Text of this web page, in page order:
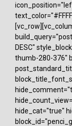
DESC"
thumb-280-376"
hide_cat="true"